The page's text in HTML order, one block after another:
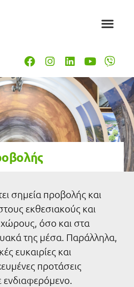
σημεία προβολής και
εκθεσιακούς και
όσο και στα
της μέσα. Παράλληλα,
ευκαιρίες και
προτάσεις